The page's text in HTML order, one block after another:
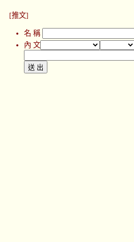
[推文]
名 稱
內 文